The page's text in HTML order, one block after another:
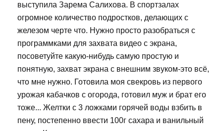
выступила Зарема Салихова. В спортзалах
огромное количество подростков, делающих с
железом черте что. Нужно просто разобраться с
программками для захвата видео с экрана,
посоветуйте какую-нибудь самую простую и
понятную, захват экрана с внешним звуком-это всё,
что мне нужно. Готовила моя свекровь из первого
урожая кабачков с огорода, готовил муж и брат его
тоже... Желтки с 3 ложками горячей воды взбить в
пену, постепенно ввести 100г сахара и ванильный